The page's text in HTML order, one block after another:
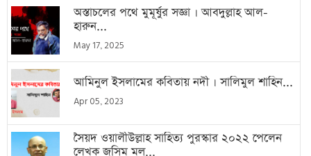
অস্তাচলের পথে মুমূর্ষুর সজ্ঞা । আবদুল্লাহ আল-
হারুন...
May 17, 2025
আমিনুল ইসলামের কবিতায় নদী । সালিমুল শাহিন...
Apr 05, 2023
সৈয়দ ওয়ালীউল্লাহ সাহিত্য পুরস্কার ২০২২ পেলেন
লেখক জসিম মল্...